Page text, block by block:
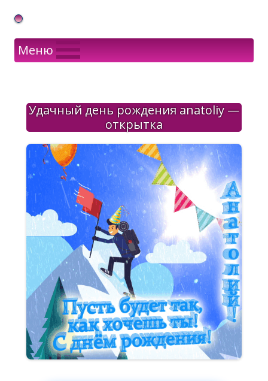
Gif Открытки в подарок
Меню
Удачный день рождения anatoliy —
открытка